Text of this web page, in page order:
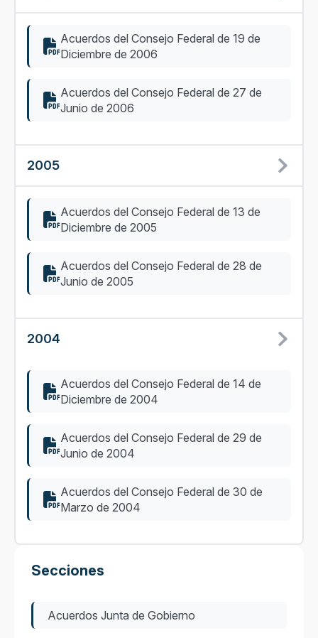
Acuerdos del Consejo Federal de 19 de
Diciembre de 2006
Acuerdos del Consejo Federal de 27 de
Junio de 2006
2005
Acuerdos del Consejo Federal de 13 de
Diciembre de 2005
Acuerdos del Consejo Federal de 28 de
Junio de 2005
2004
Acuerdos del Consejo Federal de 14 de
Diciembre de 2004
Acuerdos del Consejo Federal de 29 de
Junio de 2004
Acuerdos del Consejo Federal de 30 de
Marzo de 2004
Secciones
Acuerdos Junta de Gobierno